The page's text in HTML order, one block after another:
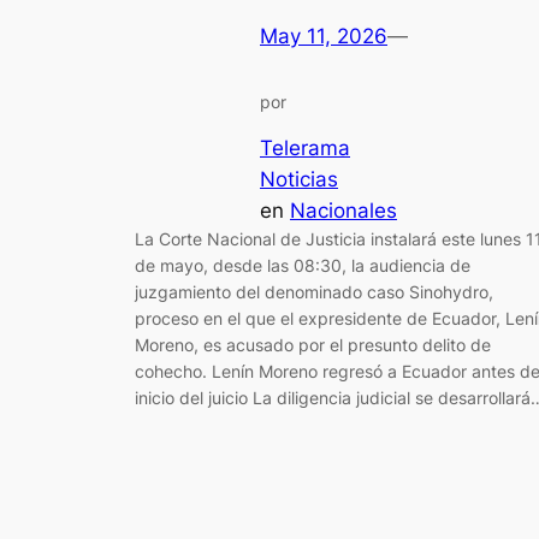
May 11, 2026—
por
Telerama
Noticias
en Nacionales
La Corte Nacional de Justicia instalará este lunes 11
de mayo, desde las 08:30, la audiencia de
juzgamiento del denominado caso Sinohydro,
proceso en el que el expresidente de Ecuador,
Moreno, es acusado por el presunto delito de
cohecho. Lenín Moreno regresó a Ecuador antes
inicio del juicio La diligencia judicial se